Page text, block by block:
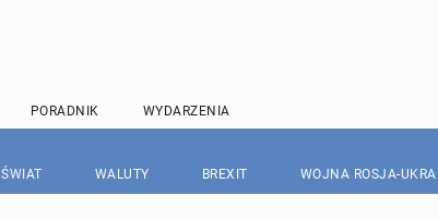
PORADNIK WYDARZENIA
ŚWIAT WALUTY BREXIT WOJNA ROSJA-